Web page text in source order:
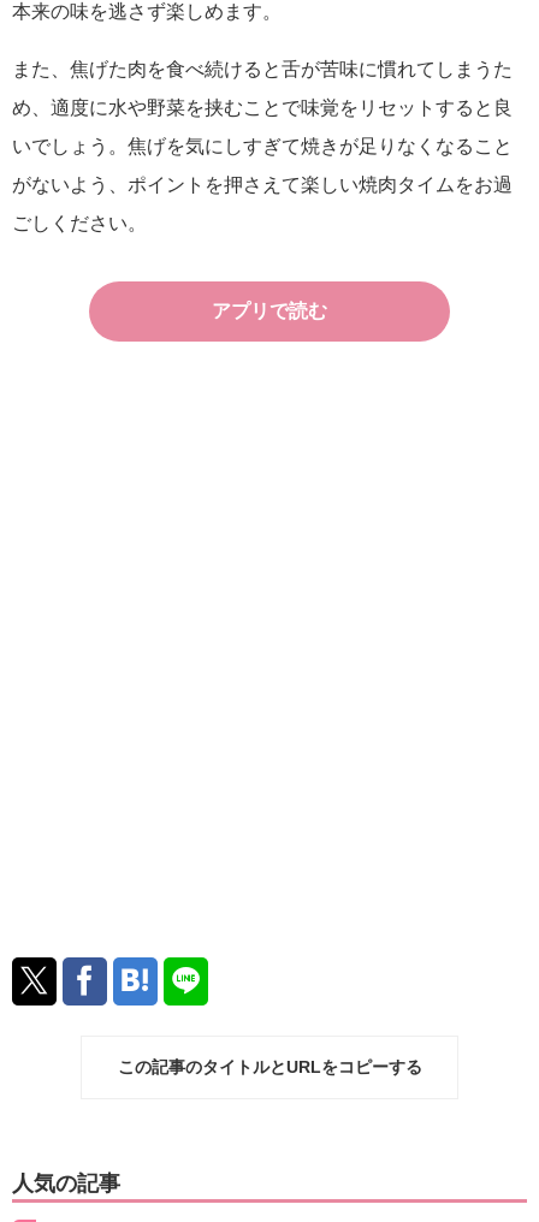
本来の味を逃さず楽しめます。
また、焦げた肉を食べ続けると舌が苦味に慣れてしまうた
め、適度に水や野菜を挟むことで味覚をリセットすると良
いでしょう。焦げを気にしすぎて焼きが足りなくなること
がないよう、ポイントを押さえて楽しい焼肉タイムをお過
ごしください。
アプリで読む
この記事のタイトルとURLをコピーする
人気の記事